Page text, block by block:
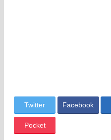
Twitter Facebook
Pocket